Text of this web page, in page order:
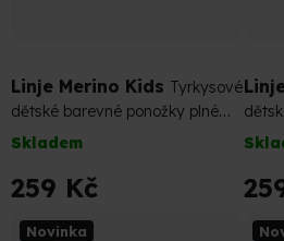
Linje Merino Kids Tyrkysové
dětské barevné ponožky plné
merino pohodlí
Skladem
259 Kč
Novinka